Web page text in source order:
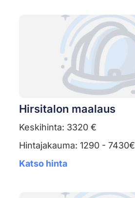
Hirsitalon maalaus
Keskihinta: 3320 €
Hintajakauma: 1290 - 7430€
Katso hinta